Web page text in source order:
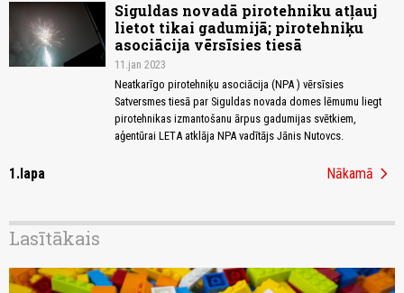
Siguldas novadā pirotehniku atļauj
lietot tikai gadumijā; pirotehniķu
asociācija vērsīsies tiesā
11.jan 2023
Neatkarīgo pirotehniķu asociācija (NPA ) vērsīsies
Satversmes tiesā par Siguldas novada domes lēmumu liegt
pirotehnikas izmantošanu ārpus gadumijas svētkiem,
aģentūrai LETA atklāja NPA vadītājs Jānis Nutovcs.
1.lapa Nākamā chevron_right
Lasītākais